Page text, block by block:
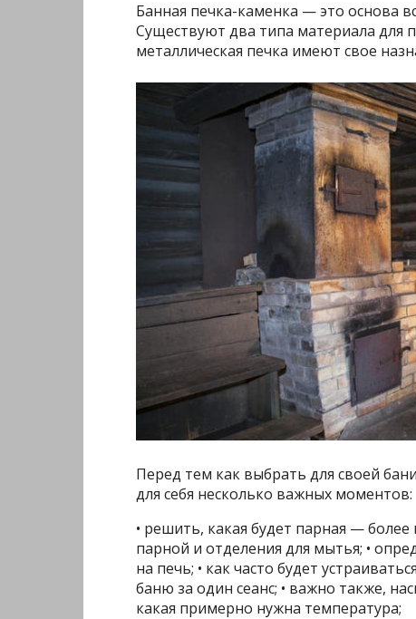
Банная печка-каменка — это основа
Существуют два типа материала для
металлическая печка имеют свое
Перед тем как выбрать для своей
для себя несколько важных моментов:
• решить, какая будет парная — более
парной и отделения для мытья; •
на печь; • как часто будет
баню за один сеанс; • важно также,
какая примерно нужна температура;